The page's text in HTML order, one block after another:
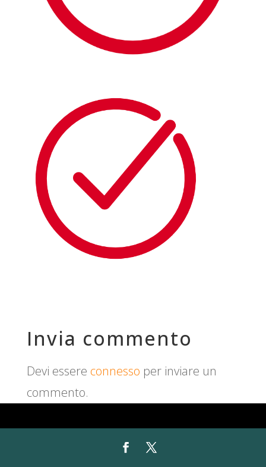
Invia commento
Devi essere connesso per inviare un
commento.